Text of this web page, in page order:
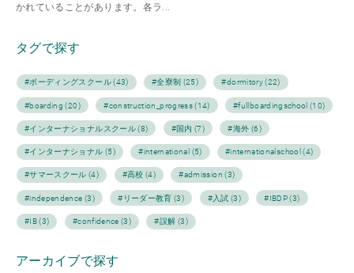
かれていることがあります。各ラ...
タグで探す
#ボーディングスクール (43) #全寮制 (25) #dormitory (22)
#boarding (20) #construction_progress (14) #fullboardingschool (10)
#インターナショナルスクール (8) #国内 (7) #海外 (6)
#インターナショナル (5) #international (5) #internationalschool (4)
#サマースクール (4) #高校 (4) #admission (3)
#independence (3) #リーダー教育 (3) #入試 (3) #IBDP (3)
#IB (3) #confidence (3) #誤解 (3)
アーカイブで探す